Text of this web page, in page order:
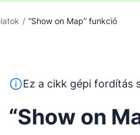
/ “Show on Map” funkció
Ez a szöveg gépi
Ez a cikk gépi fordítás
“Show on